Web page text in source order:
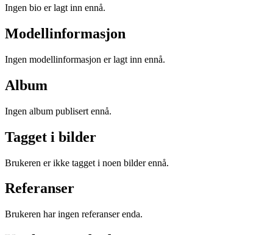
Ingen bio er lagt inn ennå.
Modellinformasjon
Ingen modellinformasjon er lagt inn ennå.
Album
Ingen album publisert ennå.
Tagget i bilder
Brukeren er ikke tagget i noen bilder ennå.
Referanser
Brukeren har ingen referanser enda.